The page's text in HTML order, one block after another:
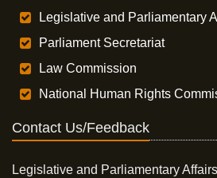
Legislative and Parliamentary
Parliament Secretariat
Law Commission
National Human Rights
Contact Us/Feedback
Legislative and Parliamentary